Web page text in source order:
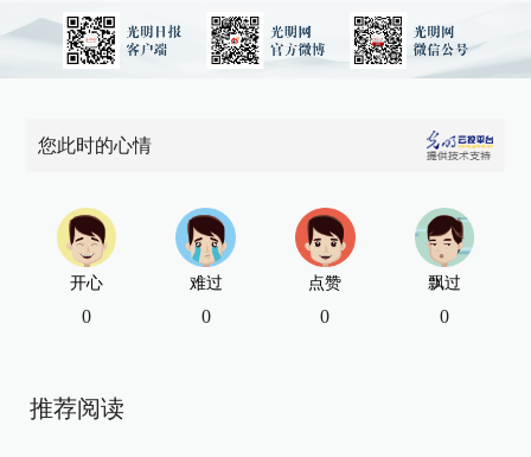
您此时的心情
开心
0
难过
0
点赞
0
飘过
0
推荐阅读